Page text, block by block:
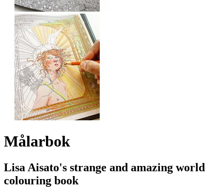
Målarbok
Lisa Aisato's strange and amazing world
colouring book